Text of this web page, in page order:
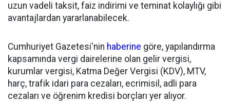
uzun vadeli taksit, faiz indirimi ve teminat kolaylığı gibi
avantajlardan yararlanabilecek.
Cumhuriyet Gazetesi'nin haberine göre, yapılandırma
kapsamında vergi dairelerine olan gelir vergisi,
kurumlar vergisi, Katma Değer Vergisi (KDV), MTV,
harç, trafik idari para cezaları, ecrimisil, adli para
cezaları ve öğrenim kredisi borçları yer alıyor.